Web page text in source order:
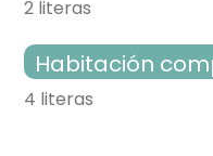
habitación
- cama individual =
2 literas
Habitación
4 literas